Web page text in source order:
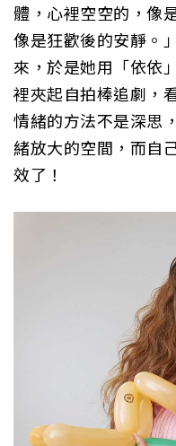
體，心裡空空的，像
像是狂歡後的安靜。
來，於是她用「依依
裡夾起自拍棒追劇，
情緒的方法不是深思
緒放大的空間，而自
效了！